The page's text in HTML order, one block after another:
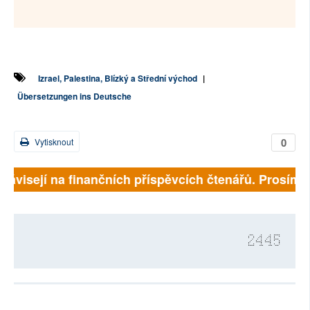
Izrael, Palestina, Blízký a Střední východ |
Übersetzungen ins Deutsche
0
Vytisknout
na finančních příspěvcích čtenářů. Prosíme,
2445